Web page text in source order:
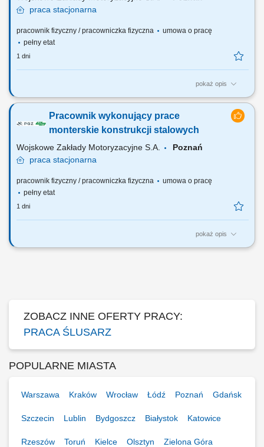
praca stacjonarna
pracownik fizyczny / pracowniczka fizyczna
umowa o pracę
pełny etat
1 dni
pokaż opis
Zakres zadań podstawowych: praca indywidualna oraz zespołowa przy
spawalniczym konstrukcji stalowych, prace transportowe.
Pracownik wykonujący prace
monterskie konstrukcji stalowych
Wojskowe Zakłady Motoryzacyjne S.A.
Poznań
praca stacjonarna
pracownik fizyczny / pracowniczka fizyczna
umowa o pracę
pełny etat
1 dni
pokaż opis
Zakres zadań podstawowych: przygotowanie oraz montaż konstrukcji
ZOBACZ INNE OFERTY PRACY:
PRACA ŚLUSARZ
POPULARNE MIASTA
Warszawa Kraków Wrocław Łódź Poznań Gdańsk
Szczecin Lublin Bydgoszcz Białystok Katowice
Rzeszów Toruń Kielce Olsztyn Zielona Góra